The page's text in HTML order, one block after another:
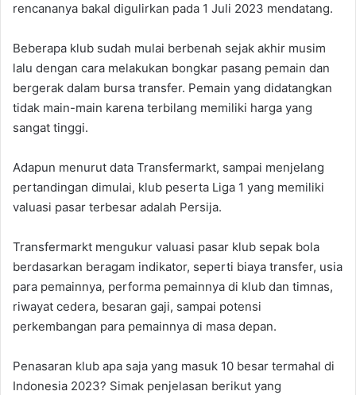
rencananya bakal digulirkan pada 1 Juli 2023 mendatang.
Beberapa klub sudah mulai berbenah sejak akhir musim
lalu dengan cara melakukan bongkar pasang pemain dan
bergerak dalam bursa transfer. Pemain yang didatangkan
tidak main-main karena terbilang memiliki harga yang
sangat tinggi.
Adapun menurut data Transfermarkt, sampai menjelang
pertandingan dimulai, klub peserta Liga 1 yang memiliki
valuasi pasar terbesar adalah Persija.
Transfermarkt mengukur valuasi pasar klub sepak bola
berdasarkan beragam indikator, seperti biaya transfer, usia
para pemainnya, performa pemainnya di klub dan timnas,
riwayat cedera, besaran gaji, sampai potensi
perkembangan para pemainnya di masa depan.
Penasaran klub apa saja yang masuk 10 besar termahal di
Indonesia 2023? Simak penjelasan berikut yang